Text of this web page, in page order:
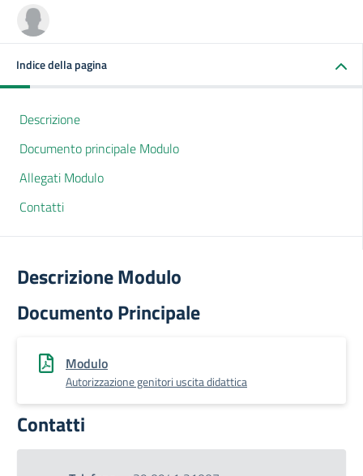
Indice della pagina
Descrizione
Documento principale Modulo
Allegati Modulo
Contatti
Descrizione Modulo
Documento Principale
Modulo
Autorizzazione genitori uscita didattica
Contatti